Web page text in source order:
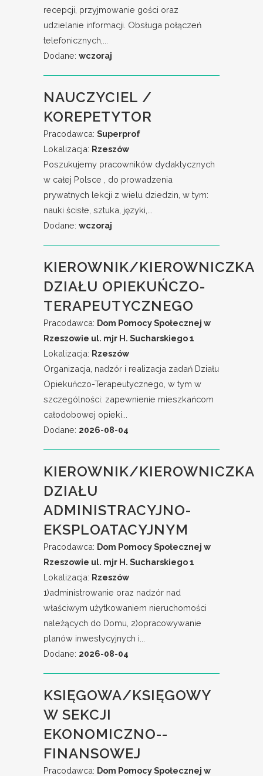
recepcji, przyjmowanie gości oraz
udzielanie informacji. Obsługa połączeń
telefonicznych,...
Dodane: wczoraj
NAUCZYCIEL /
KOREPETYTOR
Pracodawca: Superprof
Lokalizacja: Rzeszów
Poszukujemy pracowników dydaktycznych
w całej Polsce , do prowadzenia
prywatnych lekcji z wielu dziedzin, w tym:
nauki ścisłe, sztuka, języki,...
Dodane: wczoraj
KIEROWNIK/KIEROWNICZKA
DZIAŁU OPIEKUŃCZO-
TERAPEUTYCZNEGO
Pracodawca: Dom Pomocy Społecznej w
Rzeszowie ul. mjr H. Sucharskiego 1
Lokalizacja: Rzeszów
Organizacja, nadzór i realizacja zadań Działu
Opiekuńczo-Terapeutycznego, w tym w
szczególności: zapewnienie mieszkańcom
całodobowej opieki...
Dodane: 2026-08-04
KIEROWNIK/KIEROWNICZKA
DZIAŁU
ADMINISTRACYJNO-
EKSPLOATACYJNYM
Pracodawca: Dom Pomocy Społecznej w
Rzeszowie ul. mjr H. Sucharskiego 1
Lokalizacja: Rzeszów
1)administrowanie oraz nadzór nad
właściwym użytkowaniem nieruchomości
należących do Domu, 2)opracowywanie
planów inwestycyjnych i...
Dodane: 2026-08-04
KSIĘGOWA/KSIĘGOWY
W SEKCJI
EKONOMICZNO--
FINANSOWEJ
Pracodawca: Dom Pomocy Społecznej w